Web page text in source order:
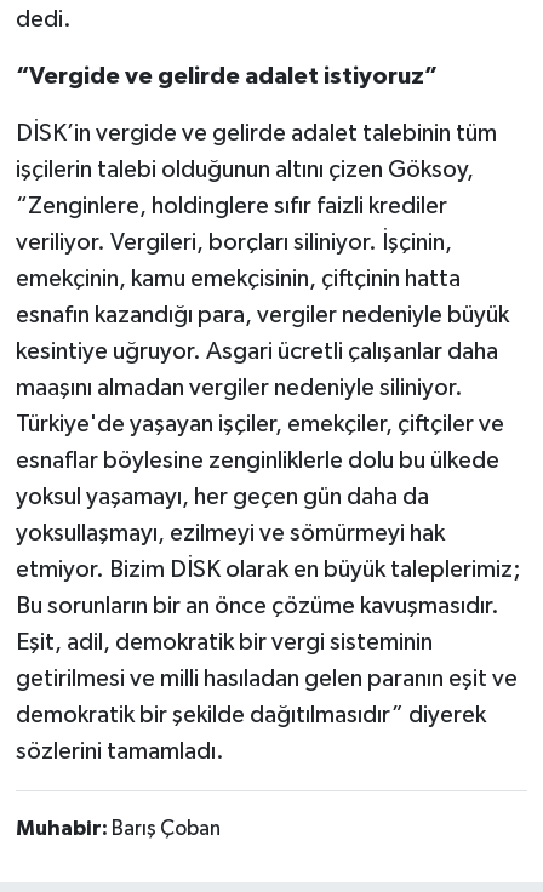
dedi.
“Vergide ve gelirde adalet istiyoruz”
DİSK’in vergide ve gelirde adalet talebinin tüm
işçilerin talebi olduğunun altını çizen Göksoy,
“Zenginlere, holdinglere sıfır faizli krediler
veriliyor. Vergileri, borçları siliniyor. İşçinin,
emekçinin, kamu emekçisinin, çiftçinin hatta
esnafın kazandığı para, vergiler nedeniyle büyük
kesintiye uğruyor. Asgari ücretli çalışanlar daha
maaşını almadan vergiler nedeniyle siliniyor.
Türkiye'de yaşayan işçiler, emekçiler, çiftçiler ve
esnaflar böylesine zenginliklerle dolu bu ülkede
yoksul yaşamayı, her geçen gün daha da
yoksullaşmayı, ezilmeyi ve sömürmeyi hak
etmiyor. Bizim DİSK olarak en büyük taleplerimiz;
Bu sorunların bir an önce çözüme kavuşmasıdır.
Eşit, adil, demokratik bir vergi sisteminin
getirilmesi ve milli hasıladan gelen paranın eşit ve
demokratik bir şekilde dağıtılmasıdır” diyerek
sözlerini tamamladı.
Muhabir: Barış Çoban